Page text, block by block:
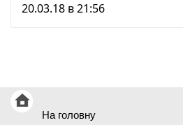
20.03.18 в 21:56
На головну